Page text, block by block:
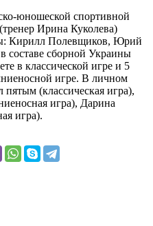
юношеской спортивной
Ирина Куколева)
Кирилл Полевщиков, Юрий
составе сборной Украины
в классической игре и 5
игре. В личном
(классическая игра),
игра), Дарина
игра).